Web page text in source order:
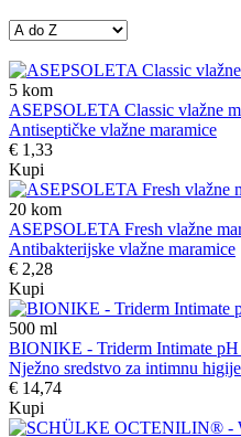
5 kom
ASEPSOLETA Classic vlažne
Antiseptičke vlažne maramice
€ 1,33
Kupi
20 kom
ASEPSOLETA Fresh vlažne
Antibakterijske vlažne maramice
€ 2,28
Kupi
500 ml
BIONIKE - Triderm Intimate pH
Nježno sredstvo za intimnu
€ 14,74
Kupi